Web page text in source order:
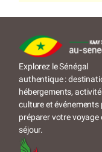
Explorez le Sénégal
authentique :
hébergements,
culture et événements
préparer votre voyage
séjour.